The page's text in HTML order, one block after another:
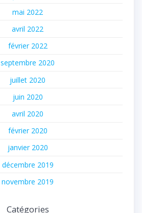
mai 2022
avril 2022
février 2022
septembre 2020
juillet 2020
juin 2020
avril 2020
février 2020
janvier 2020
décembre 2019
novembre 2019
Catégories